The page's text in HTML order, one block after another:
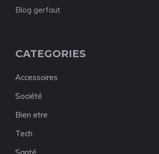
Blog gerfaut
CATEGORIES
Accessoires
Société
Bien etre
Tech